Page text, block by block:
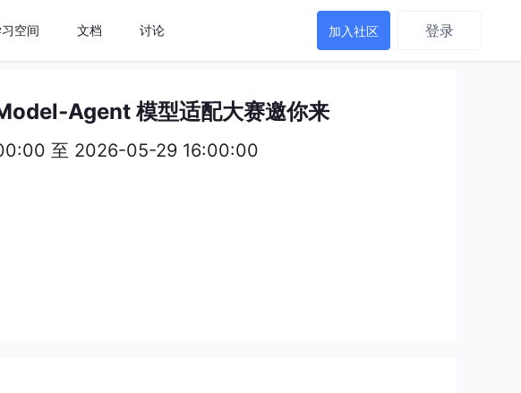
空间 文档 讨论 加入社区 登录
模型适配大赛邀你来
至 2026-05-29 16:00:00